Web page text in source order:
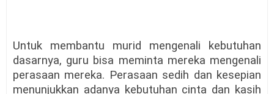
Untuk membantu murid mengenali kebutuhan
dasarnya, guru bisa meminta mereka mengenali
perasaan mereka. Perasaan sedih dan kesepian
menunjukkan adanya kebutuhan cinta dan kasih